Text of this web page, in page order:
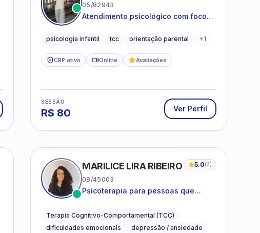
05/82943
Atendimento psicológico com foco
Comportamental (TCC), promovendo
vida.
psicologia infantil tcc orientação parental +1
CRP ativo Online Avaliações
SESSÃO
R$ 80 Ver Perfil
MARILICE LIRA RIBEIRO 5.0(3)
08/45003
Psicoterapia para pessoas que
lidar com as dificuldades do dia a
dia
Terapia Cognitivo-Comportamental (TCC)
dificuldades emocionais
depressão / ansiedade